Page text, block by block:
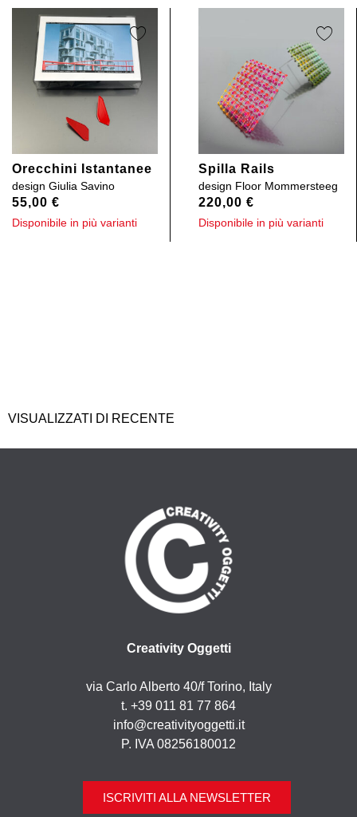
Orecchini Istantanee
design Giulia Savino
55,00 €
Disponibile in più varianti
Spilla Rails
design Floor Mommersteeg
220,00 €
Disponibile in più varianti
VISUALIZZATI DI RECENTE
Creativity Oggetti
via Carlo Alberto 40/f Torino, Italy
t. +39 011 81 77 864
info@creativityoggetti.it
P. IVA 08256180012
ISCRIVITI ALLA NEWSLETTER